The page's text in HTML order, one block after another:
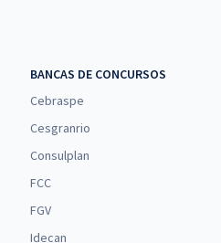
BANCAS DE CONCURSOS
Cebraspe
Cesgranrio
Consulplan
FCC
FGV
Idecan